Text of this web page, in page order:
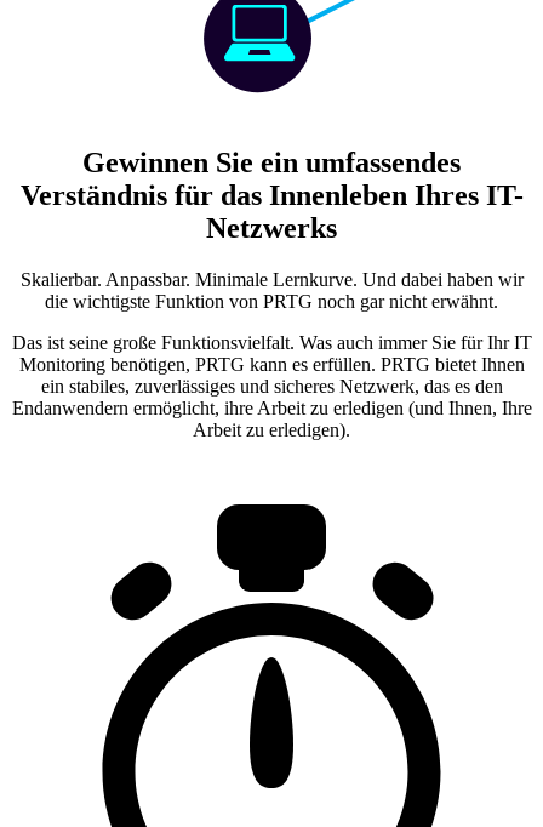
Gewinnen Sie ein umfassendes
Verständnis für das Innenleben Ihres IT-
Netzwerks
Skalierbar. Anpassbar. Minimale Lernkurve. Und dabei haben wir
die wichtigste Funktion von PRTG noch gar nicht erwähnt.
Das ist seine große Funktionsvielfalt. Was auch immer Sie für Ihr IT
Monitoring benötigen, PRTG kann es erfüllen. PRTG bietet Ihnen
ein stabiles, zuverlässiges und sicheres Netzwerk, das es den
Endanwendern ermöglicht, ihre Arbeit zu erledigen (und Ihnen, Ihre
Arbeit zu erledigen).